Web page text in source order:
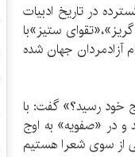
در تاریخ ادبیات
ستیز»با
جهان شده
خود رسید؟» گفت: با
در «صفویه» به اوج
از سوی شعرا هستیم